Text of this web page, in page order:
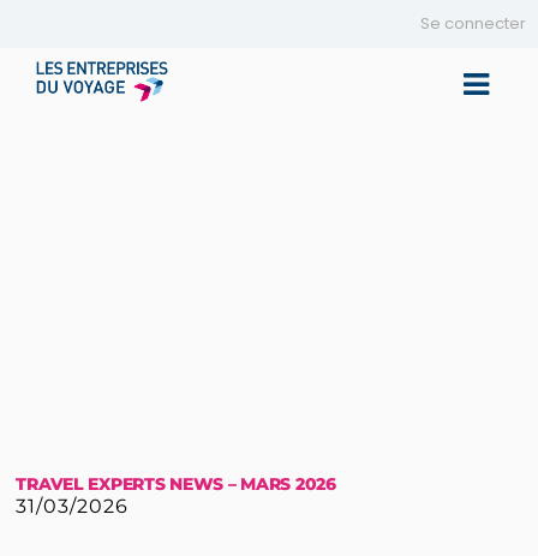
Se connecter
TRAVEL EXPERTS NEWS – MARS 2026
31/03/2026